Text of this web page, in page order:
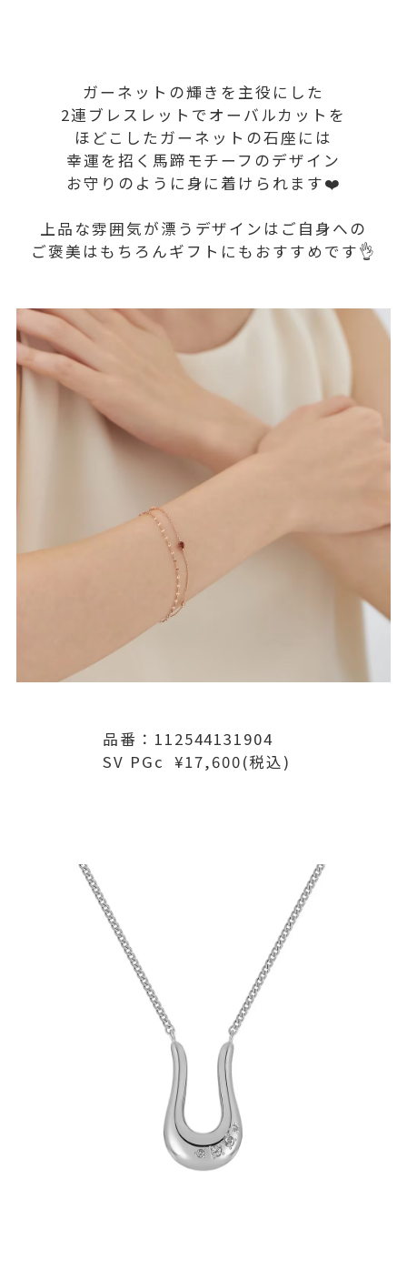
ガーネットの輝きを主役にした
2連ブレスレットでオーバルカットを
ほどこしたガーネットの石座には
幸運を招く馬蹄モチーフのデザイン
お守りのように身に着けられます❤️
上品な雰囲気が漂うデザインはご自身への
ご褒美はもちろんギフトにもおすすめです👌
品番：112544131904
SV PGc ¥17,600(税込)